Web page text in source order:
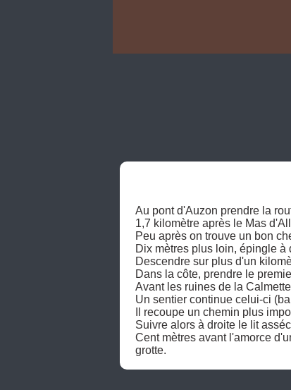
Au pont d'Auzon prendre la
1,7 kilomètre après le Mas
Peu après on trouve un bon
Dix mètres plus loin, épingle
Descendre sur plus d'un
Dans la côte, prendre le
Avant les ruines de la
Un sentier continue celui-ci
Il recoupe un chemin plus
Suivre alors à droite le lit
Cent mètres avant l'amorce
grotte.